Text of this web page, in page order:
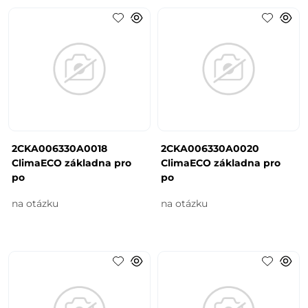
2CKA006330A0018
ClimaECO základna pro
po
na otázku
2CKA006330A0020
ClimaECO základna pro
po
na otázku